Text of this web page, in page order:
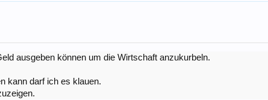
ausgeben können um die Wirtschaft anzukurbeln.
kann darf ich es klauen.